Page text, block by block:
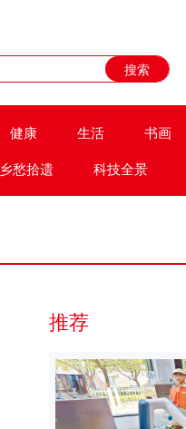
健康 生活 书画
乡愁拾遗 科技全景
推荐